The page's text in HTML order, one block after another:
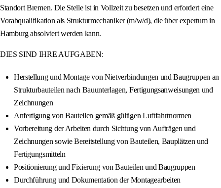
Standort Bremen. Die Stelle ist in Vollzeit zu besetzen und erfordert eine
Vorabqualifikation als Strukturmechaniker (m/w/d), die über expertum in
Hamburg absolviert werden kann.
DIES SIND IHRE AUFGABEN:
Herstellung und Montage von Nietverbindungen und Baugruppen an
Strukturbauteilen nach Bauunterlagen, Fertigungsanweisungen und
Zeichnungen
Anfertigung von Bauteilen gemäß gültigen Luftfahrtnormen
Vorbereitung der Arbeiten durch Sichtung von Aufträgen und
Zeichnungen sowie Bereitstellung von Bauteilen, Bauplätzen und
Fertigungsmitteln
Positionierung und Fixierung von Bauteilen und Baugruppen
Durchführung und Dokumentation der Montagearbeiten